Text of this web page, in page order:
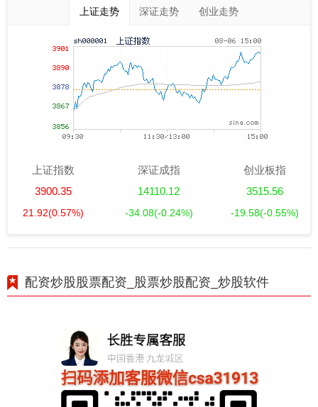
上证走势 深证走势 创业走势
上证指数
3900.35
21.92(0.57%)
深证成指
14110.12
-34.08(-0.24%)
创业板指
3515.56
-19.58(-0.55%)
配资炒股股票配资_股票炒股配资_炒股软件